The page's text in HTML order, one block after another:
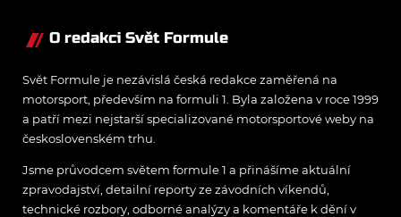
O redakci Svět Formule
Svět Formule je nezávislá česká redakce zaměřená na
motorsport, především na formuli 1. Byla založena v roce 1999
a patří mezi nejstarší specializované motorsportové weby na
československém trhu.
Jsme průvodcem světem formule 1 a přinášíme aktuální
zpravodajství, detailní reporty ze závodních víkendů,
technické rozbory, odborné analýzy a komentáře k dění v